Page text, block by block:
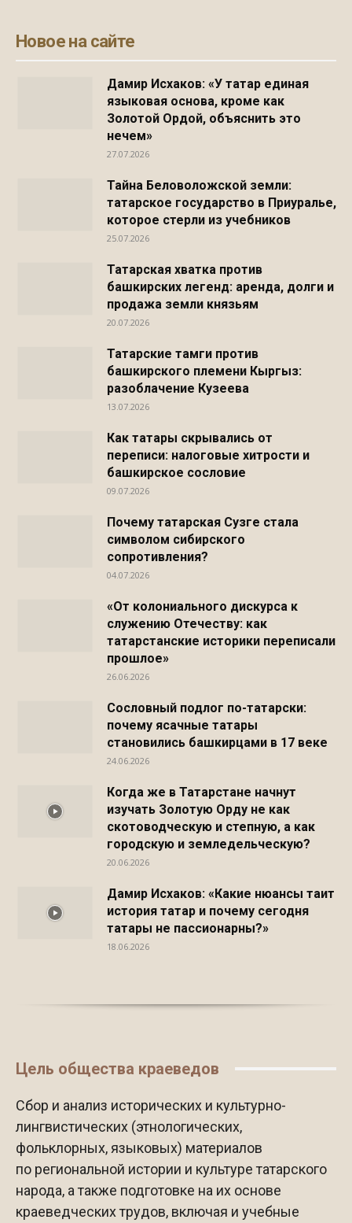
Новое на сайте
Дамир Исхаков: «У татар единая
языковая основа, кроме как
Золотой Ордой, объяснить это
нечем»
27.07.2026
Тайна Беловоложской земли:
татарское государство в Приуралье,
которое стерли из учебников
25.07.2026
Татарская хватка против
башкирских легенд: аренда, долги и
продажа земли князьям
20.07.2026
Татарские тамги против
башкирского племени Кыргыз:
разоблачение Кузеева
13.07.2026
Как татары скрывались от
переписи: налоговые хитрости и
башкирское сословие
09.07.2026
Почему татарская Сузге стала
символом сибирского
сопротивления?
04.07.2026
«От колониального дискурса к
служению Отечеству: как
татарстанские историки переписали
прошлое»
26.06.2026
Сословный подлог по-татарски:
почему ясачные татары
становились башкирцами в 17 веке
24.06.2026
Когда же в Татарстане начнут
изучать Золотую Орду не как
скотоводческую и степную, а как
городскую и земледельческую?
20.06.2026
Дамир Исхаков: «Какие нюансы таит
история татар и почему сегодня
татары не пассионарны?»
18.06.2026
Цель общества краеведов
Сбор и анализ исторических и культурно-
лингвистических (этнологических,
фольклорных, языковых) материалов
по региональной истории и культуре татарского
народа, а также подготовке на их основе
краеведческих трудов, включая и учебные